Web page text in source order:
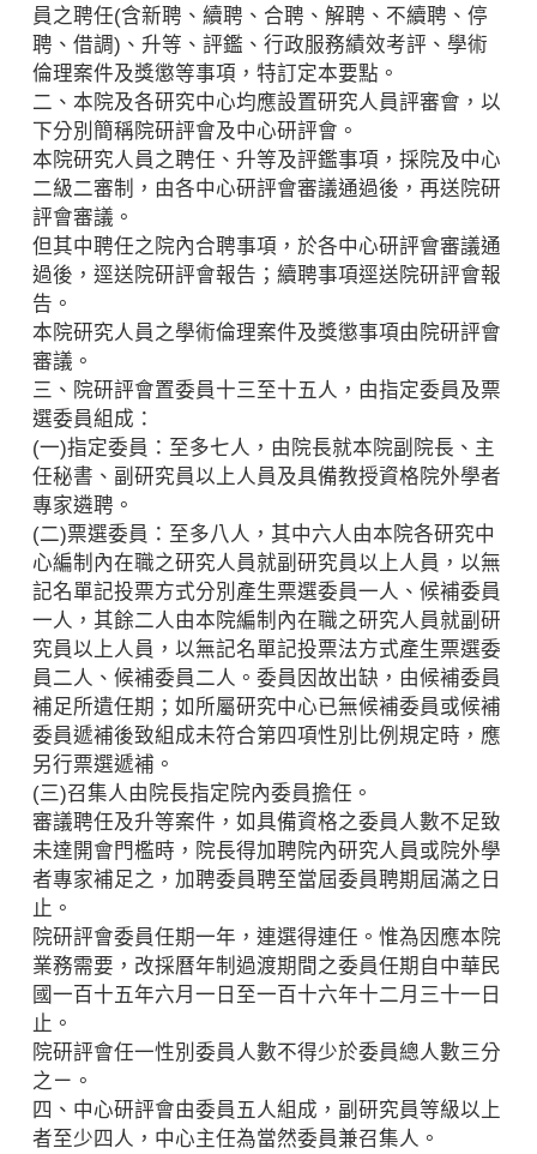
員之聘任(含新聘、續聘、合聘、解聘、不續聘、停
聘、借調)、升等、評鑑、行政服務績效考評、學術
倫理案件及獎懲等事項，特訂定本要點。
二、本院及各研究中心均應設置研究人員評審會，以
下分別簡稱院研評會及中心研評會。
本院研究人員之聘任、升等及評鑑事項，採院及中心
二級二審制，由各中心研評會審議通過後，再送院研
評會審議。
但其中聘任之院內合聘事項，於各中心研評會審議通
過後，逕送院研評會報告；續聘事項逕送院研評會報
告。
本院研究人員之學術倫理案件及獎懲事項由院研評會
審議。
三、院研評會置委員十三至十五人，由指定委員及票
選委員組成：
(一)指定委員：至多七人，由院長就本院副院長、主
任秘書、副研究員以上人員及具備教授資格院外學者
專家遴聘。
(二)票選委員：至多八人，其中六人由本院各研究中
心編制內在職之研究人員就副研究員以上人員，以無
記名單記投票方式分別產生票選委員一人、候補委員
一人，其餘二人由本院編制內在職之研究人員就副研
究員以上人員，以無記名單記投票法方式產生票選委
員二人、候補委員二人。委員因故出缺，由候補委員
補足所遺任期；如所屬研究中心已無候補委員或候補
委員遞補後致組成未符合第四項性別比例規定時，應
另行票選遞補。
(三)召集人由院長指定院內委員擔任。
審議聘任及升等案件，如具備資格之委員人數不足致
未達開會門檻時，院長得加聘院內研究人員或院外學
者專家補足之，加聘委員聘至當屆委員聘期屆滿之日
止。
院研評會委員任期一年，連選得連任。惟為因應本院
業務需要，改採曆年制過渡期間之委員任期自中華民
國一百十五年六月一日至一百十六年十二月三十一日
止。
院研評會任一性別委員人數不得少於委員總人數三分
之ㄧ。
四、中心研評會由委員五人組成，副研究員等級以上
者至少四人，中心主任為當然委員兼召集人。